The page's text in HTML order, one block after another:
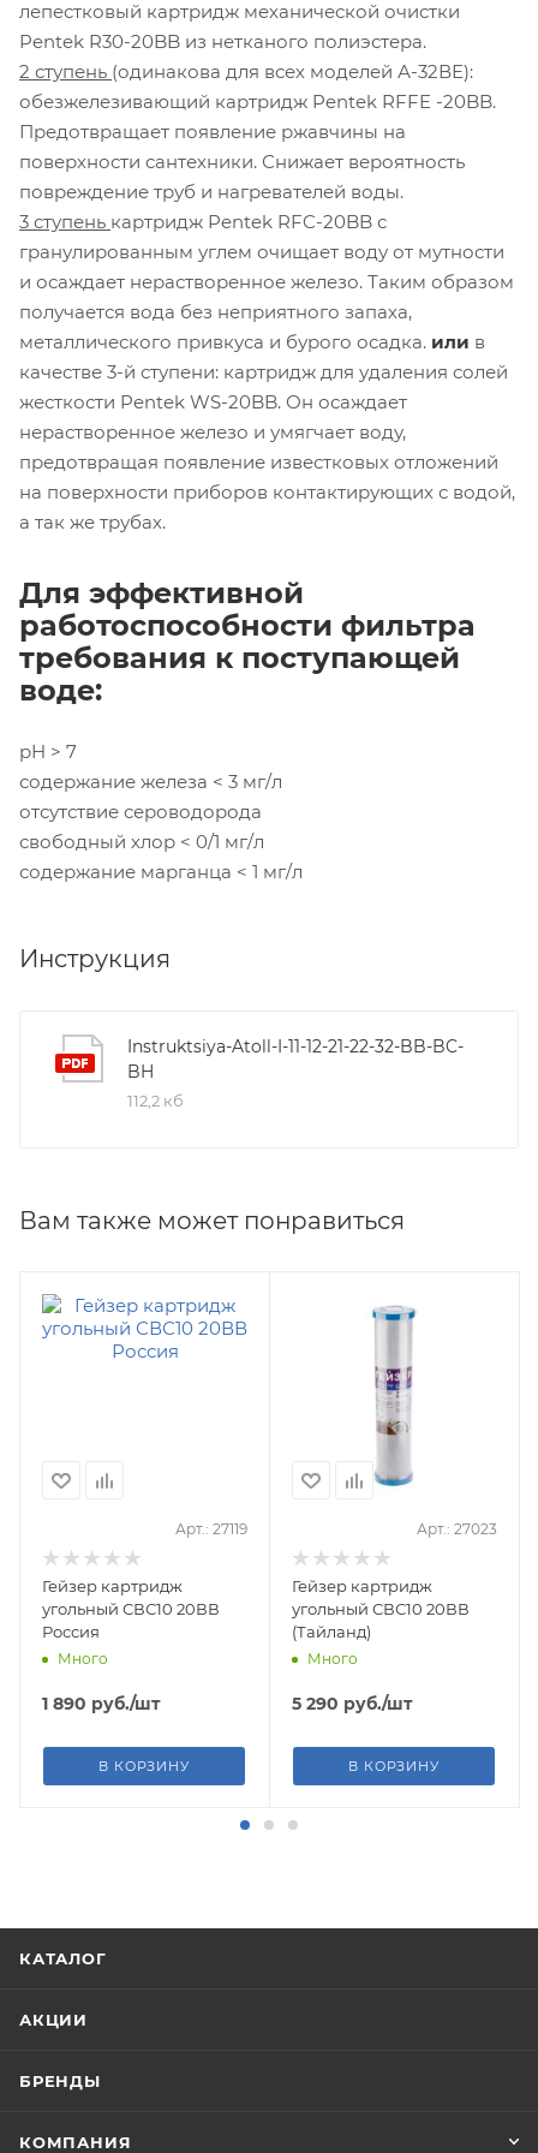
лепестковый картридж механической очистки
Pentek R30-20BB из нетканого полиэстера.
2 ступень (одинакова для всех моделей А-32ВЕ):
обезжелезивающий картридж Pentek RFFE -20BB.
Предотвращает появление ржавчины на
поверхности сантехники. Снижает вероятность
повреждение труб и нагревателей воды.
3 ступень картридж Pentek RFC-20BB с
гранулированным углем очищает воду от мутности
и осаждает нерастворенное железо. Таким образом
получается вода без неприятного запаха,
металлического привкуса и бурого осадка. или в
качестве 3-й ступени: картридж для удаления солей
жесткости Pentek WS-20BB. Он осаждает
нерастворенное железо и умягчает воду,
предотвращая появление известковых отложений
на поверхности приборов контактирующих с водой,
а так же трубах.
Для эффективной
работоспособности фильтра
требования к поступающей
воде:
pH > 7
содержание железа < 3 мг/л
отсутствие сероводорода
свободный хлор < 0/1 мг/л
содержание марганца < 1 мг/л
Инструкция
Instruktsiya-Atoll-I-11-12-21-22-32-BB-BC-
BH
112,2 кб
Вам также может понравиться
Арт.: 27119
Гейзер картридж
угольный СВС10 20ВВ
Россия
Много
1 890 руб./шт
В КОРЗИНУ
Арт.: 27023
Гейзер картридж
угольный СВС10 20ВВ
(Тайланд)
Много
5 290 руб./шт
В КОРЗИНУ
КАТАЛОГ
АКЦИИ
БРЕНДЫ
КОМПАНИЯ